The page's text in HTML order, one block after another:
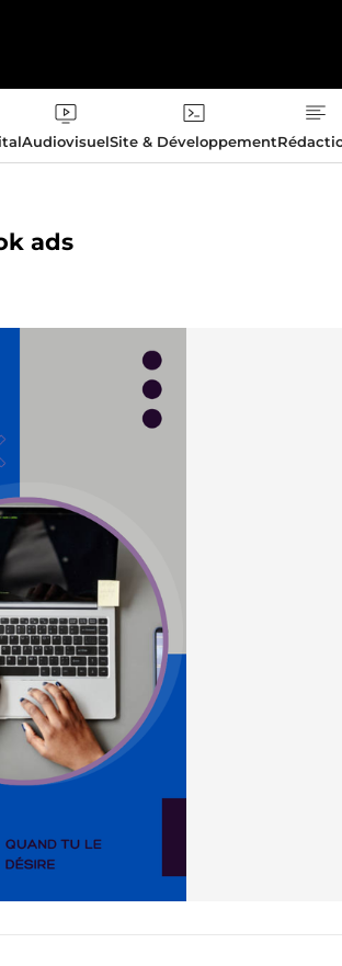
AudiovisuelSite & Développement
ads